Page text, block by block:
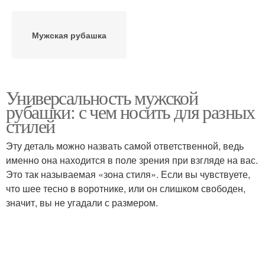
Мужская рубашка
Универсальность мужской
рубашки: с чем носить для разных
стилей
Эту деталь можно назвать самой ответственной, ведь
именно она находится в поле зрения при взгляде на вас.
Это так называемая «зона стиля». Если вы чувствуете,
что шее тесно в воротнике, или он слишком свободен,
значит, вы не угадали с размером.